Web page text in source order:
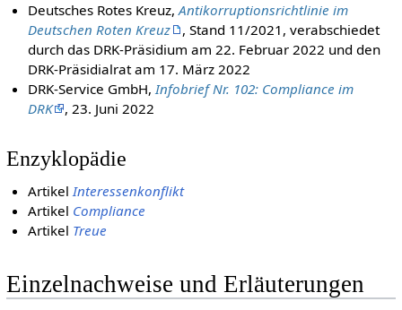
Deutsches Rotes Kreuz,Antikorruptionsrichtlinie im
Deutschen Roten Kreuz
, Stand 11/2021, verabschiedet
durch das DRK-Präsidium am 22. Februar 2022 und den
DRK-Präsidialrat am 17. März 2022
DRK-Service GmbH,Infobrief Nr. 102: Compliance im
DRK
, 23. Juni 2022
Enzyklopädie
Artikel Interessenkonflikt
Artikel Compliance
Artikel Treue
Einzelnachweise und Erläuterungen